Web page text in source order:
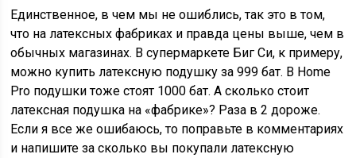
Единственное, в чем мы не ошиблись, так это в том,
что на латексных фабриках и правда цены выше, чем в
обычных магазинах. В супермаркете Биг Си, к примеру,
можно купить латексную подушку за 999 бат. В Home
Pro подушки тоже стоят 1000 бат. А сколько стоит
латексная подушка на «фабрике»? Раза в 2 дороже.
Если я все же ошибаюсь, то поправьте в комментариях
и напишите за сколько вы покупали латексную